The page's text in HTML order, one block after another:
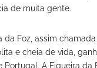
de muita gente.
da Foz, assim
e cheia de vida,
Portugal. A Figueira